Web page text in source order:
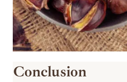
Conclusion